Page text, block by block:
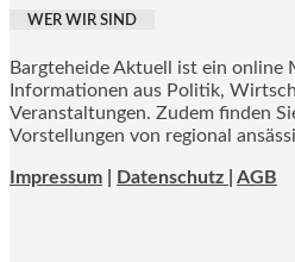
WER WIR SIND
Bargteheide Aktuell ist ein online
Informationen aus Politik,
Veranstaltungen. Zudem finden
Vorstellungen von regional
Impressum Datenschutz | AGB